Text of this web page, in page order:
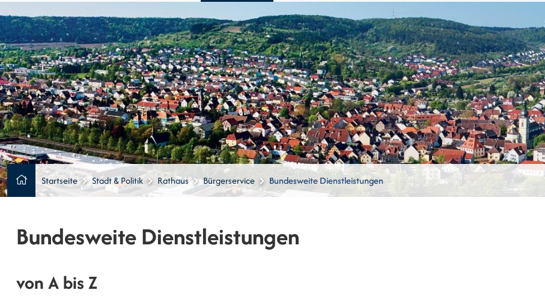
Startseite Stadt & Politik Rathaus Bürgerservice Bundesweite Dienstleistungen
Bundesweite Dienstleistungen
von A bis Z